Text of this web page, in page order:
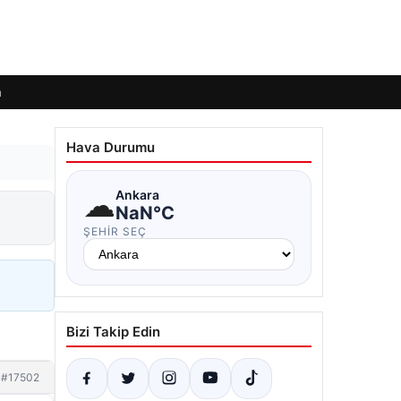
#17502
Hava Durumu
☁Ankara
NaN°C
ŞEHIR SEÇ
Bizi Takip Edin